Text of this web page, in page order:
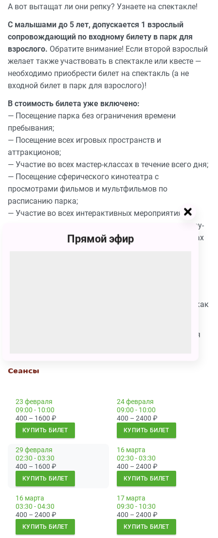
А вот вытащат ли они репку? Узнаете на спектакле!
С малышами до 5 лет, допускается 1 взрослый
сопровождающий по входному билету в парк для
взрослого. Обратите внимание! Если второй взрослый
желает также участвовать в спектакле или квесте —
необходимо приобрести билет на спектакль (а не
входной билет в парк для взрослого)!
В стоимость билета уже включено:
— Посещение парка без ограничения времени
пребывания;
— Посещение всех игровых пространств и
аттракционов;
— Участие во всех мастер-классах в течение всего дня;
— Посещение сферического кинотеатра с
просмотрами фильмов и мультфильмов по
расписанию парка;
— Участие во всех интерактивных мероприятиях,
анимационных программах и играх, дискотеках, шоу-
программах, проводимых в открытых пространствах
При посещении парка обязательна сменная обувь, как
Продолжительность 30 минут. До и после спектакля
Сеансы
23 февраля
09:00 - 10:00
400 – 1600 ₽
КУПИТЬ БИЛЕТ
24 февраля
09:00 - 10:00
400 – 2400 ₽
КУПИТЬ БИЛЕТ
29 февраля
02:30 - 03:30
400 – 1600 ₽
КУПИТЬ БИЛЕТ
16 марта
02:30 - 03:30
400 – 2400 ₽
КУПИТЬ БИЛЕТ
16 марта
03:30 - 04:30
400 – 2400 ₽
КУПИТЬ БИЛЕТ
17 марта
09:30 - 10:30
400 – 2400 ₽
КУПИТЬ БИЛЕТ
Прямой эфир